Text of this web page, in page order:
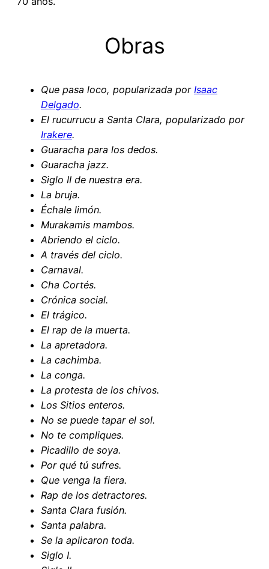
Obras
Que pasa loco, popularizada por Isaac
Delgado.
El rucurrucu a Santa Clara, popularizado por
Irakere.
Guaracha para los dedos.
Guaracha jazz.
Siglo II de nuestra era.
La bruja.
Échale limón.
Murakamis mambos.
Abriendo el ciclo.
A través del ciclo.
Carnaval.
Cha Cortés.
Crónica social.
El trágico.
El rap de la muerta.
La apretadora.
La cachimba.
La conga.
La protesta de los chivos.
Los Sitios enteros.
No se puede tapar el sol.
No te compliques.
Picadillo de soya.
Por qué tú sufres.
Que venga la fiera.
Rap de los detractores.
Santa Clara fusión.
Santa palabra.
Se la aplicaron toda.
Siglo I.